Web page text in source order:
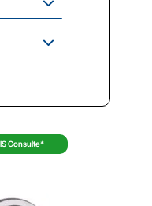
Consulte*